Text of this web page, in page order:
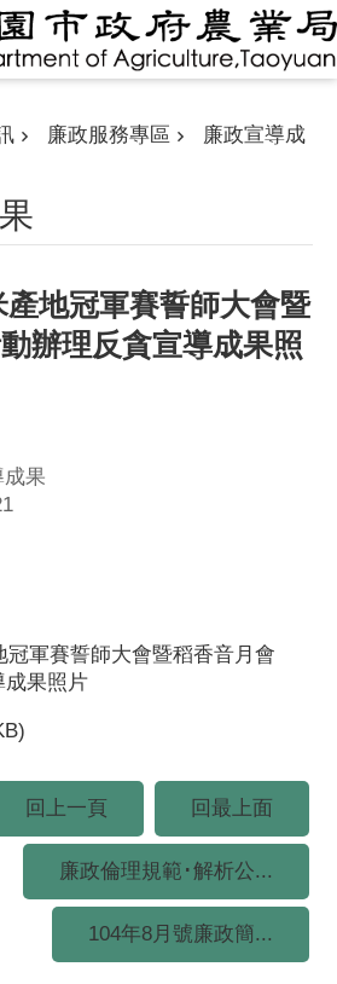
廉政服務專區
廉政宣導成
地冠軍賽誓師大會暨
辦理反貪宣導成果照
果
冠軍賽誓師大會暨稻香音月會
成果照片
回上一頁 回最上面
廉政倫理規範･解析公...
104年8月號廉政簡...